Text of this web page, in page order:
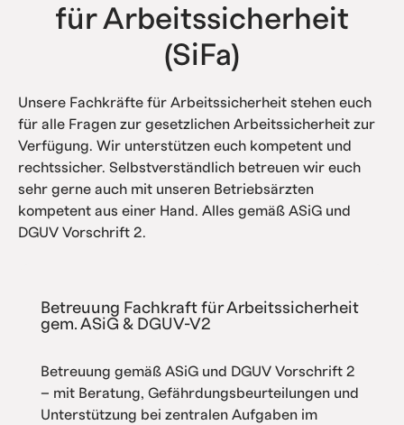
für Arbeitssicherheit
(SiFa)
Unsere Fachkräfte für Arbeitssicherheit stehen euch
für alle Fragen zur gesetzlichen Arbeitssicherheit zur
Verfügung. Wir unterstützen euch kompetent und
rechtssicher. Selbstverständlich betreuen wir euch
sehr gerne auch mit unseren Betriebsärzten
kompetent aus einer Hand. Alles gemäß ASiG und
DGUV Vorschrift 2.
Betreuung Fachkraft für Arbeitssicherheit
gem. ASiG & DGUV-V2
Betreuung gemäß ASiG und DGUV Vorschrift 2
– mit Beratung, Gefährdungsbeurteilungen und
Unterstützung bei zentralen Aufgaben im